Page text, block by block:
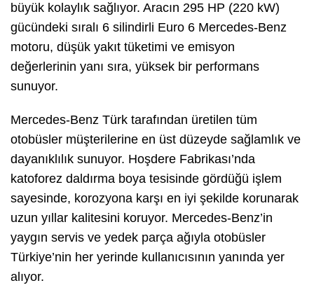
büyük kolaylık sağlıyor. Aracın 295 HP (220 kW)
gücündeki sıralı 6 silindirli Euro 6 Mercedes-Benz
motoru, düşük yakıt tüketimi ve emisyon
değerlerinin yanı sıra, yüksek bir performans
sunuyor.
Mercedes-Benz Türk tarafından üretilen tüm
otobüsler müşterilerine en üst düzeyde sağlamlık ve
dayanıklılık sunuyor. Hoşdere Fabrikası’nda
katoforez daldırma boya tesisinde gördüğü işlem
sayesinde, korozyona karşı en iyi şekilde korunarak
uzun yıllar kalitesini koruyor. Mercedes-Benz’in
yaygın servis ve yedek parça ağıyla otobüsler
Türkiye’nin her yerinde kullanıcısının yanında yer
alıyor.